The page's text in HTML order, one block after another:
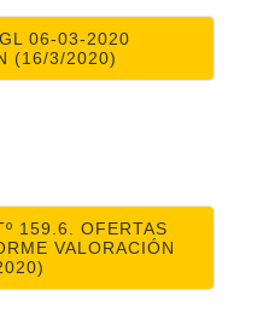
06-03-2020
(16/3/2020)
159.6. OFERTAS
VALORACIÓN